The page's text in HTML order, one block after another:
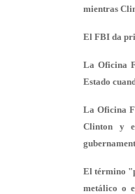
mientras
El FBI da
La Oficina
Estado
La Oficina
Clinton y
El término
metálico o